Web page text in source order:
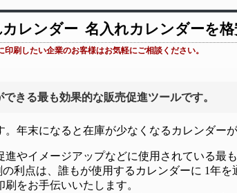
カレンダー 名入れカレンダーを格
刷したい企業のお客様はお気軽にご相談ください。
できる最も効果的な販売促進ツールです。
。年末になると在庫が少なくなるカレンダー
進やイメージアップなどに使用されている最
利点は、誰もが使用するカレンダーに 1年
をお手伝いいたします。